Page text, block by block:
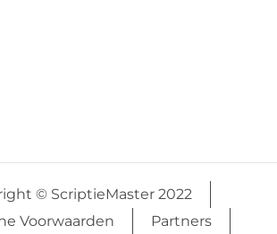
© ScriptieMaster 2022
Voorwaarden
Partners